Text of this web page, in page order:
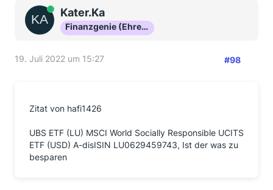
OnlineKater.Ka
Finanzgenie (Ehrenmitglied)
19. Juli 2022 um 15:27 #98
Zitat von hafi1426
UBS ETF (LU) MSCI World Socially Responsible UCITS
ETF (USD) A-disISIN LU0629459743, Ist der was zu
besparen